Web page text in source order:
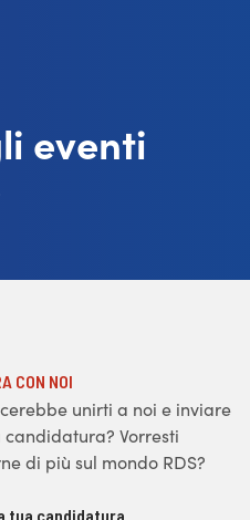
eventi
CON NOI
unirti a noi e inviare
candidatura? Vorresti
di più sul mondo RDS?
tua candidatura